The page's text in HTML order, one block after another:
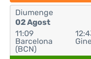
Diumenge
02 Agost
11:09
Barcelona
(BCN)